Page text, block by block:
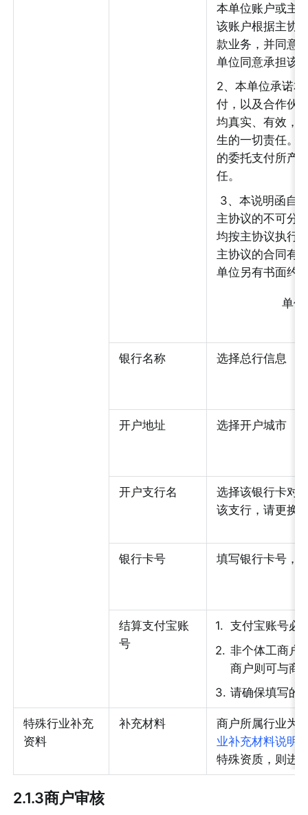
本单位账户或主
该账户根据主协
款业务，并同意
单位同意承担该
2、本单位承诺
付，以及合作伙
均真实、有效，
生的一切责任。
的委托支付所产
任。
主协议的不可分
均按主协议执行
主协议的合同有
单位另有书面约
单位
银行名称 选择总行信息
开户地址 选择开户城市
开户支行名
选择该银行卡对
该支行，请更换
银行卡号 填写银行卡号，
结算支付宝账
号
1. 支付宝账号必
2. 非个体工商户
商户则可与商
3. 请确保填写的
特殊行业补充
资料
补充材料
商户所属行业为
业补充材料说明
特殊资质，则进
2.1.3商户审核